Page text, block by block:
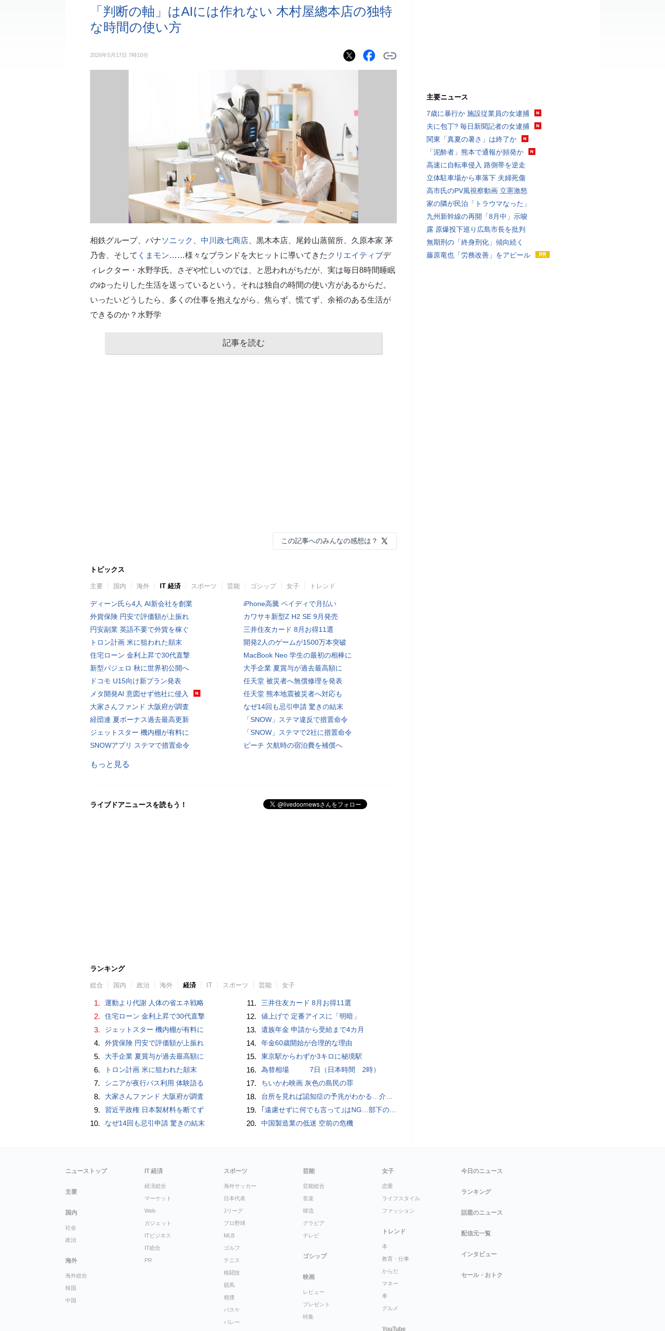
「判断の軸」はAIには作れない 木村屋總本店の独特
な時間の使い方
2026年5月17日 7時10分
相鉄グループ、パナソニック 中川政七商店 、黒木本店、尾鈴山蒸留所、久原本家 茅
乃舎、そして くまモン……様々なブランドを大ヒットに導いてきた クリエイティブデ
ィレクター・水野学氏。さぞや忙しいのでは、と思われがちだが、実は毎日8時間睡眠
のゆったりした生活を送っているという。それは独自の時間の使い方があるからだ。
いったいどうしたら、多くの仕事を抱えながら、焦らず、慌てず、余裕のある生活が
できるのか？水野学
記事を読む
この記事へのみんなの感想は？
トピックス
主要 国内 海外 IT 経済 スポーツ 芸能 ゴシップ 女子 トレンド
ディーン氏ら4人 AI新会社を創業
外貨保険 円安で評価額が上振れ
円安副業 英語不要で外貨を稼ぐ
トロン計画 米に狙われた顛末
住宅ローン 金利上昇で30代直撃
新型パジェロ 秋に世界初公開へ
ドコモ U15向け新プラン発表
メタ開発AI 意図せず他社に侵入
大家さんファンド 大阪府が調査
経団連 夏ボーナス過去最高更新
ジェットスター 機内棚が有料に
SNOWアプリ ステマで措置命令
iPhone高騰 ペイディで月払い
カワサキ新型Z H2 SE 9月発売
三井住友カード 8月お得11選
開発2人のゲームが1500万本突破
MacBook Neo 学生の最初の相棒に
大手企業 夏賞与が過去最高額に
任天堂 被災者へ無償修理を発表
任天堂 熊本地震被災者へ対応も
なぜ14回も忌引申請 驚きの結末
「SNOW」ステマ違反で措置命令
「SNOW」ステマで2社に措置命令
ピーチ 欠航時の宿泊費を補償へ
もっと見る
ライブドアニュースを読もう！
ランキング
総合 国内 政治 海外 経済 IT スポーツ 芸能 女子
1. 運動より代謝 人体の省エネ戦略
2. 住宅ローン 金利上昇で30代直撃
3. ジェットスター 機内棚が有料に
4. 外貨保険 円安で評価額が上振れ
5. 大手企業 夏賞与が過去最高額に
6. トロン計画 米に狙われた顛末
7. シニアが夜行バス利用 体験語る
8. 大家さんファンド 大阪府が調査
9. 習近平政権 日本製材料を断てず
10. なぜ14回も忌引申請 驚きの結末
11. 三井住友カード 8月お得11選
12. 値上げで 定番アイスに「明暗」
13. 遺族年金 申請から受給まで4カ月
14. 年金60歳開始が合理的な理由
15. 東京駅からわずか3キロに秘境駅
16. 為替相場 7日（日本時間 2時）
17. ちいかわ映画 灰色の島民の罪
18. 台所を見れば認知症の予兆がわかる…介護のプロが断言｢物忘れ｣よりも早く気づける"食卓の異変"
19. ｢遠慮せずに何でも言って｣はNG…部下の本音を引き出す｢できる上司｣が使っている"言い換えフレーズ"
20. 中国製造業の低迷 空前の危機
主要ニュース
7歳に暴行か 施設従業員の女逮捕
夫に包丁? 毎日新聞記者の女逮捕
関東「真夏の暑さ」は終了か
「泥酔者」熊本で通報が頻発か
高速に自転車侵入 路側帯を逆走
立体駐車場から車落下 夫婦死傷
高市氏のPV風視察動画 立憲激怒
家の隣が民泊「トラウマなった」
九州新幹線の再開「8月中」示唆
露 原爆投下巡り広島市長を批判
無期刑の「終身刑化」傾向続く
藤原竜也「労務改善」をアピール
ニューストップ
主要
国内
社会
政治
海外
海外総合
韓国
中国
IT 経済
経済総合
マーケット
Web
ガジェット
ITビジネス
IT総合
PR
スポーツ
海外サッカー
日本代表
Jリーグ
プロ野球
MLB
ゴルフ
テニス
格闘技
競馬
相撲
バスケ
バレー
芸能
芸能総合
音楽
韓流
グラビア
テレビ
ゴシップ
映画
レビュー
プレゼント
特集
女子
恋愛
ライフスタイル
ファッション
トレンド
本
教育・仕事
からだ
マネー
車
グルメ
YouTube
今日のニュース
ランキング
話題のニュース
配信元一覧
インタビュー
セール・おトク